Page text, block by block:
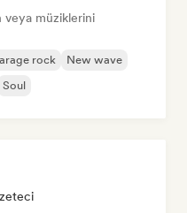
veya müziklerini
rock
New wave
Soul